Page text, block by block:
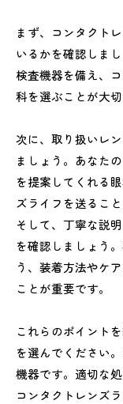
まず、コンタクト
いるかを確認しま
検査機器を備え、
科を選ぶことが大切
次に、取り扱いレ
ましょう。あなた
を提案してくれる
ズライフを送ること
そして、丁寧な説
を確認しましょう
う、装着方法やケ
ことが重要です。
これらのポイント
を選んでください
機器です。適切な
コンタクトレンズ